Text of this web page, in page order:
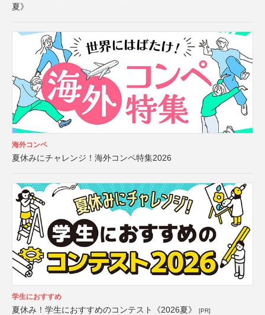
夏》
海外コンペ
夏休みにチャレンジ！海外コンペ特集2026
学生におすすめ
夏休み！学生におすすめのコンテスト《2026夏》 [PR]